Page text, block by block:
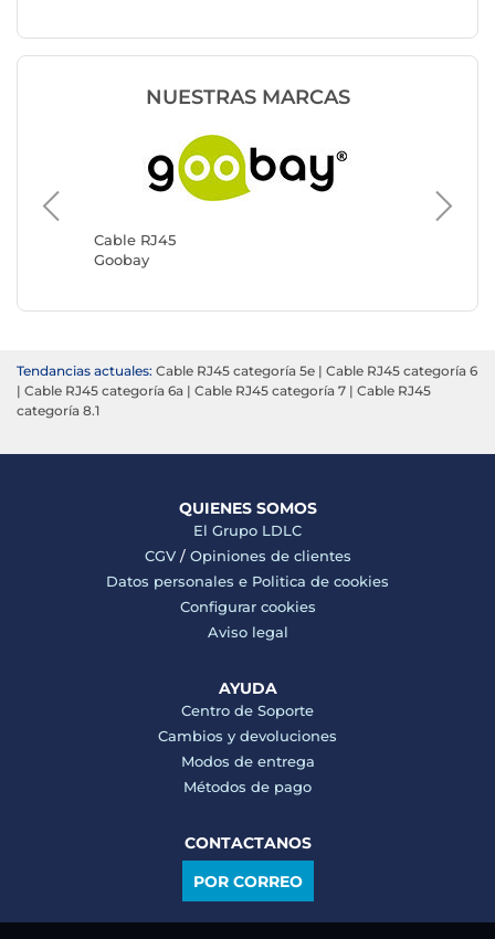
NUESTRAS MARCAS
Cable RJ45
Goobay
Cable
Tendancias actuales: Cable RJ45 categoría 5e | Cable RJ45 categoría 6
| Cable RJ45 categoría 6a | Cable RJ45 categoría 7 | Cable RJ45
categoría 8.1
QUIENES SOMOS
El Grupo LDLC
CGV/ Opiniones de clientes
Datos personales e Politica de cookies
Configurar cookies
Aviso legal
AYUDA
Centro de Soporte
Cambios y devoluciones
Modos de entrega
Métodos de pago
CONTACTANOS
POR CORREO